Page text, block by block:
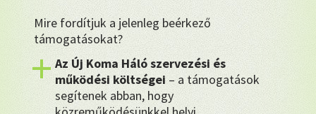
Mire fordítjuk a jelenleg beérkező
támogatásokat?
Az Új Koma Háló szervezési és
működési költségei– a támogatások
segítenek abban, hogy